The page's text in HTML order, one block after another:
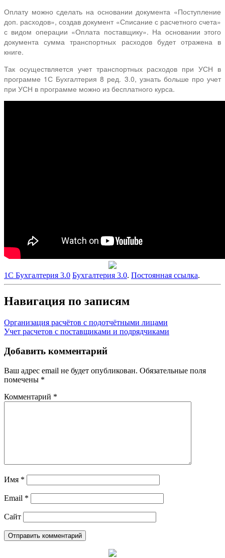
Оплату можно сделать на основании документа «Поступление
доп. расходов», создав документ «Списание с расчетного счета»
с видом операции «Оплата поставщику». На основании этого
документа сумма транспортных расходов будет отражена в
книге.
Так осуществляется учет транспортных расходов при УСН в
программе 1С Бухгалтерия 8 ред. 3.0, узнать больше про учет
при УСН в программе можно из бесплатного курса.
1С Бухгалтерия 3.0 Бухгалтерия 3.0. Постоянная ссылка.
Навигация по записям
Организация расчётов с подотчётными лицами
Учет расчетов с поставщиками и подрядчиками
Добавить комментарий
Ваш адрес email не будет опубликован. Обязательные поля
помечены *
Комментарий *
Имя *
Email *
Сайт